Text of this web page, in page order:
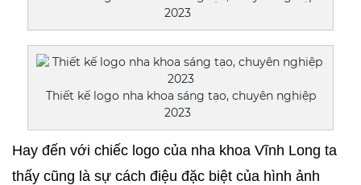
2023
Thiết kế logo nha khoa sáng tạo, chuyên nghiệp
2023
Hay đến với chiếc logo của nha khoa Vĩnh Long ta
thấy cũng là sự cách điệu đặc biệt của hình ảnh